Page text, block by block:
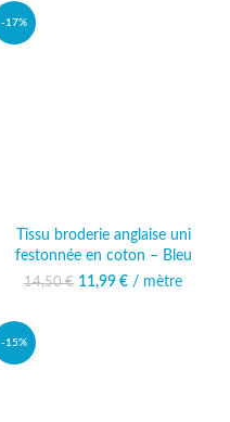
-17%
Tissu broderie anglaise uni
festonnée en coton – Bleu
14,50€
Le prix initial était :
11,99 €
Le prix
/ mètre
-15%